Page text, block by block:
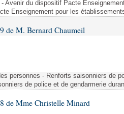
lois
des lois
Avenir du dispositif Pacte
Enseignement pour les
de M. Bernard Chaumeil
personnes - Renforts saisonniers de
de police et de gendarmerie
de Mme Christelle Minard